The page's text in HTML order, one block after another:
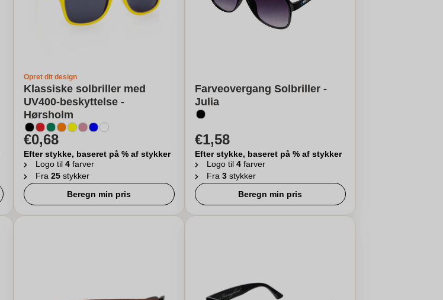
Opret dit design
Klassiske solbriller med
UV400-beskyttelse -
Hørsholm
€0,68
Efter stykke, baseret på % af stykker
Logo til 4 farver
Fra 25 stykker
Beregn min pris
Farveovergang Solbriller -
Julia
€1,58
Efter stykke, baseret på % af stykker
Logo til 4 farver
Fra 3 stykker
Beregn min pris